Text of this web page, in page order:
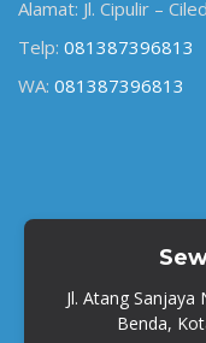
Alamat: Jl. Cipulir –
Telp: 081387396813
WA: 081387396813
Jl. Atang Sanjaya
Benda,